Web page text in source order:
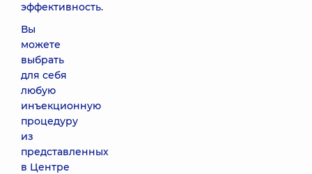
эффективность.
Вы
можете
выбрать
для себя
любую
инъекционную
процедуру
из
представленных
в Центре